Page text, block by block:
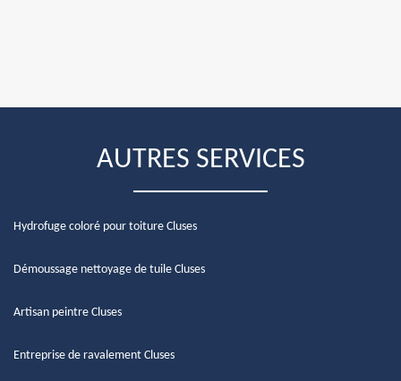
AUTRES SERVICES
Hydrofuge coloré pour toiture Cluses
Démoussage nettoyage de tuile Cluses
Artisan peintre Cluses
Entreprise de ravalement Cluses